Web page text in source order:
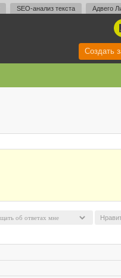
SEO-анализ текста Адвего
Создать